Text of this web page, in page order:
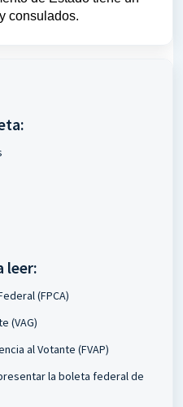
consulados.
leer:
(FPCA)
(VAG)
al Votante (FVAP)
la boleta federal de